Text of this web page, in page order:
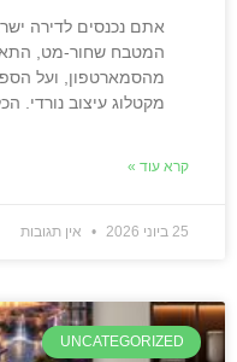
אתם נכנסים לדירה
המטבח שחור-מט,
מהסמארטפון, ועל
מקטלוג עיצוב נורדי.
קרא עוד »
25 ביוני 2026 אין תגובות
UNCATEGORIZED